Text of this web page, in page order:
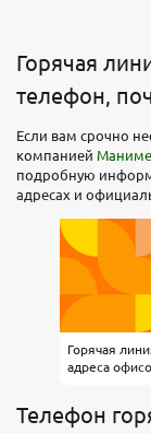
Горячая
телефон,
Если вам срочно
компанией
подробную
адресах и
Горячая
адреса
Телефон